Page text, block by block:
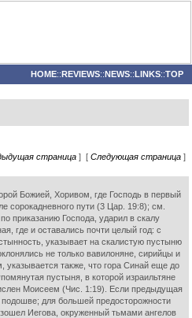
HOME::REVIEWS::NEWS::LINKS::TOP
страница ] [ Следующая страница ]
Божией, Хоривом, где Господь в первый
сорокадневного пути (3 Цар. 19:8); см.
приказанию Господа, ударил в скалу
где и оставались почти целый год: с
указывает на скалистую пустыню
не только вавилоняне, сирийцы и
также, что гора Синай еще до
пустыня, в которой израильтяне
Моисеем (Чис. 1:19). Если предыдущая
для большей предосторожности
Иегова, окруженный тьмами ангелов